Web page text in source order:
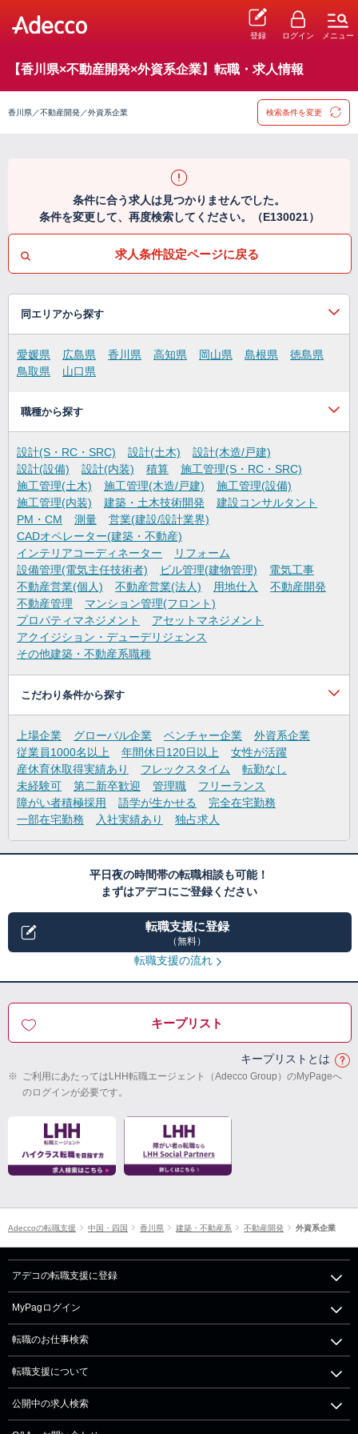
登録 ログイン メニュー
【香川県×不動産開発×外資系企業】転職・求人情報
香川県／不動産開発／外資系企業 検索条件を変更
条件に合う求人は見つかりませんでした。
条件を変更して、再度検索してください。（E130021）
求人条件設定ページに戻る
同エリアから探す
愛媛県 広島県 香川県 高知県 岡山県 島根県
徳島県
鳥取県
山口県
職種から探す
設計(S・RC・SRC) 設計(土木)
設計(木造/戸建)
設計(設備)
設計(内装) 積算
施工管理(S・RC・SRC)
施工管理(土木)
施工管理(木造/戸建)
施工管理(設備)
施工管理(内装)
建築・土木技術開発
建設コンサルタント
PM・CM
測量
営業(建設/設計業界)
CADオペレーター(建築・不動産)
インテリアコーディネーター
リフォーム
設備管理(電気主任技術者)
ビル管理(建物管理)
電気工事
不動産営業(個人)
不動産営業(法人) 用地仕入
不動産開発
不動産管理
マンション管理(フロント)
プロパティマネジメント
アセットマネジメント
アクイジション・デューデリジェンス
その他建築・不動産系職種
こだわり条件から探す
上場企業 グローバル企業 ベンチャー企業
外資系企業
従業員1000名以上
年間休日120日以上
女性が活躍
産休育休取得実績あり
フレックスタイム
転勤なし
未経験可
第二新卒歓迎 管理職
フリーランス
障がい者積極採用
語学が生かせる
完全在宅勤務
一部在宅勤務
入社実績あり 独占求人
平日夜の時間帯の転職相談も可能！
まずはアデコにご登録ください
転職支援に登録
（無料）
転職支援の流れ
キープリスト
キープリストとは
※ ご利用にあたってはLHH転職エージェント（Adecco Group）のMyPageへ
のログインが必要です。
Adeccoの転職支援 中国・四国 香川県 建築・不動産系 不動産開発 外資系企業
アデコの転職支援に登録
MyPagログイン
転職のお仕事検索
転職支援について
公開中の求人検索